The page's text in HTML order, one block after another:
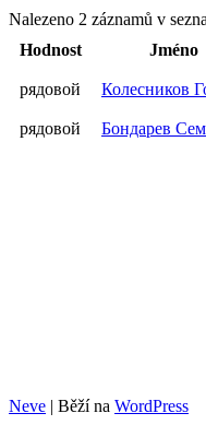
Nalezeno 2 záznamů v
Hodnost
Jméno
рядовой Колесников
рядовой Бондарев
Neve | Běží na WordPress